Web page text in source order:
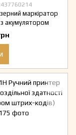
маркіратор
акумулятором